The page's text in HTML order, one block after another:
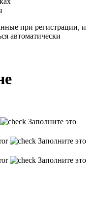
при регистрации, и
автоматически
Заполните это
Заполните это
Заполните это